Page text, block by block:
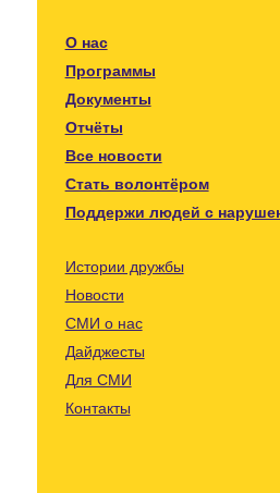
О нас
Программы
Документы
Отчёты
Все новости
Стать волонтёром
Поддержи людей с
Истории дружбы
Новости
СМИ о нас
Дайджесты
Для СМИ
Контакты